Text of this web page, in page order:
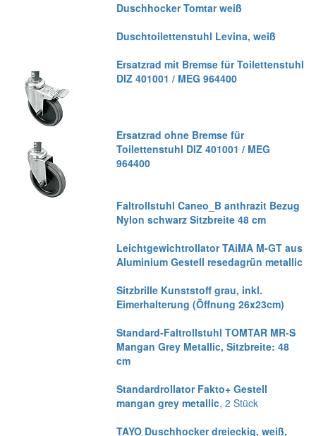
Duschhocker Tomtar weiß
Duschtoilettenstuhl Levina, weiß
Ersatzrad mit Bremse für Toilettenstuhl
DIZ 401001 / MEG 964400
Ersatzrad ohne Bremse für
Toilettenstuhl DIZ 401001 / MEG
964400
Faltrollstuhl Caneo_B anthrazit Bezug
Nylon schwarz Sitzbreite 48 cm
Leichtgewichtrollator TAiMA M-GT aus
Aluminium Gestell resedagrün metallic
Sitzbrille Kunststoff grau, inkl.
Eimerhalterung (Öffnung 26x23cm)
Standard-Faltrollstuhl TOMTAR MR-S
Mangan Grey Metallic, Sitzbreite: 48
cm
Standardrollator Fakto+ Gestell
mangan grey metallic, 2 Stück
TAYO Duschhocker dreieckig, weiß,